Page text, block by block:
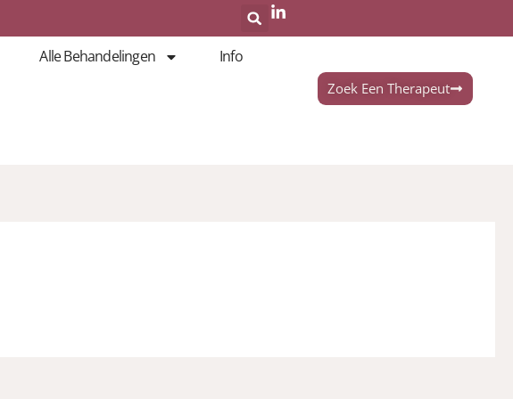
Alle Behandelingen Info
Zoek Een Therapeut